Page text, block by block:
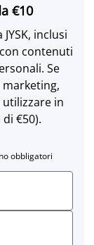
€10
inclusi
contenuti
Se
in
€50).
obbligatori